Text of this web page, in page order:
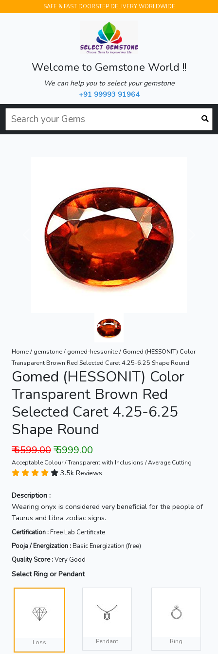
SAFE & FAST DOORSTEP DELIVERY WORLDWIDE
Welcome to Gemstone World !!
We can help you to select your gemstone
+91 99993 91964
Previous
Home / gemstone / gomed-hessonite / Gomed (HESSONIT) Color
Transparent Brown Red Selected Caret 4.25-6.25 Shape Round
Gomed (HESSONIT) Color
Transparent Brown Red
Selected Caret 4.25-6.25
Shape Round
₹ 6599.00₹ 5999.00
Acceptable Colour / Transparent with Inclusions / Average Cutting
3.5k Reviews
Description :
Wearing onyx is considered very beneficial for the people of
Taurus and Libra zodiac signs.
Certification :Free Lab Certificate
Pooja / Energization :Basic Energization (free)
Quality Score :Very Good
Select Ring or Pendant
Loss Pendant Ring